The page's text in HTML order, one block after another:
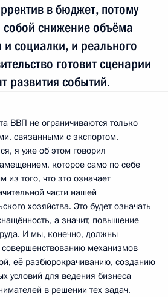
в бюджет, потому
собой снижение объёма
социалки, и реального
готовит сценарии
развития событий.
ВВП не ограничиваются только
связанными с экспортом.
я уже об этом говорил
которое само по себе
из того, что это означает
части нашей
хозяйства. Это будет означать
а значит, повышение
И мы, конечно, должны
совершенствованию механизмов
её разбюрокрачиванию, созданию
условий для ведения бизнеса
в решении тех задач,